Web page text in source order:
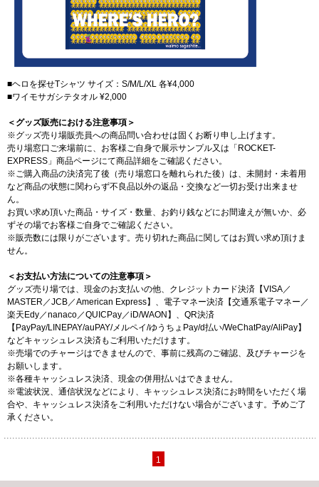
■ヘロを探せTシャツ サイズ：S/M/L/XL 各¥4,000
■ワイモサガシテタオル ¥2,000
＜グッズ販売における注意事項＞
※グッズ売り場販売員への商品問い合わせは固くお断り申し上げます。
売り場窓口ご来場前に、お客様ご自身で展示サンプル又は「ROCKET-
EXPRESS」商品ページにて商品詳細をご確認ください。
※ご購入商品の決済完了後（売り場窓口を離れられた後）は、未開封・未着用
など商品の状態に関わらず不良品以外の返品・交換など一切お受け出来ませ
ん。
お買い求め頂いた商品・サイズ・数量、お釣り銭などにお間違えが無いか、必
ずその場でお客様ご自身でご確認ください。
※販売数には限りがございます。売り切れた商品に関してはお買い求め頂けま
せん。
＜お支払い方法についての注意事項＞
グッズ売り場では、現金のお支払いの他、クレジットカード決済【VISA／
MASTER／JCB／American Express】、電子マネー決済【交通系電子マネー／
楽天Edy／nanaco／QUICPay／iD/WAON】、QR決済
【PayPay/LINEPAY/auPAY/メルペイ/ゆうちょPay/d払い/WeChatPay/AliPay】
などキャッシュレス決済もご利用いただけます。
※売場でのチャージはできませんので、事前に残高のご確認、及びチャージを
お願いします。
※各種キャッシュレス決済、現金の併用払いはできません。
※電波状況、通信状況などにより、キャッシュレス決済にお時間をいただく場
合や、キャッシュレス決済をご利用いただけない場合がございます。予めご了
承ください。
1